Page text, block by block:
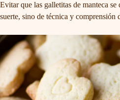
Evitar que las galletitas de manteca
suerte, sino de técnica y comprensión